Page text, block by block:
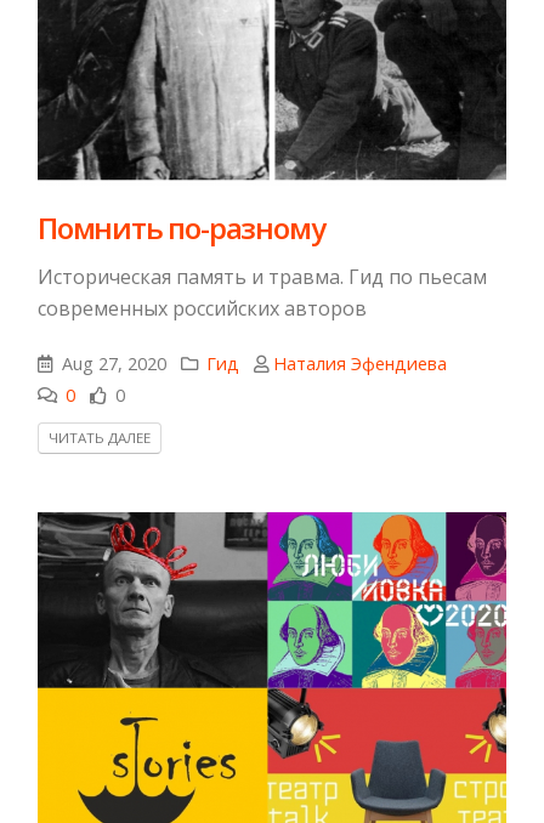
Помнить по-разному
Историческая память и травма. Гид по пьесам
современных российских авторов
Aug 27, 2020 Гид
Наталия Эфендиева
0
0
ЧИТАТЬ ДАЛЕЕ